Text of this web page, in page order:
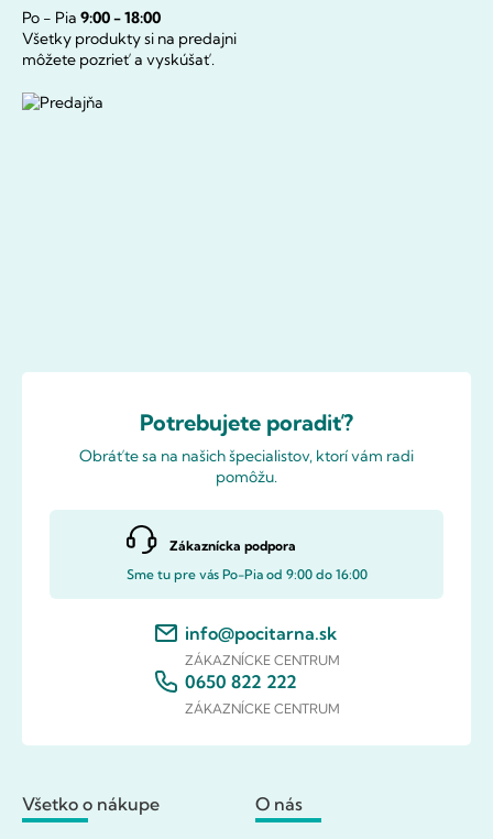
Po - Pia 9:00 - 18:00
Všetky produkty si na predajni
môžete pozrieť a vyskúšať.
Potrebujete poradiť?
Obráťte sa na našich špecialistov, ktorí vám radi
pomôžu.
Zákaznícka podpora
Sme tu pre vás Po-Pia od 9:00 do 16:00
info@pocitarna.sk
ZÁKAZNÍCKE CENTRUM
0650 822 222
ZÁKAZNÍCKE CENTRUM
Všetko o nákupe O nás